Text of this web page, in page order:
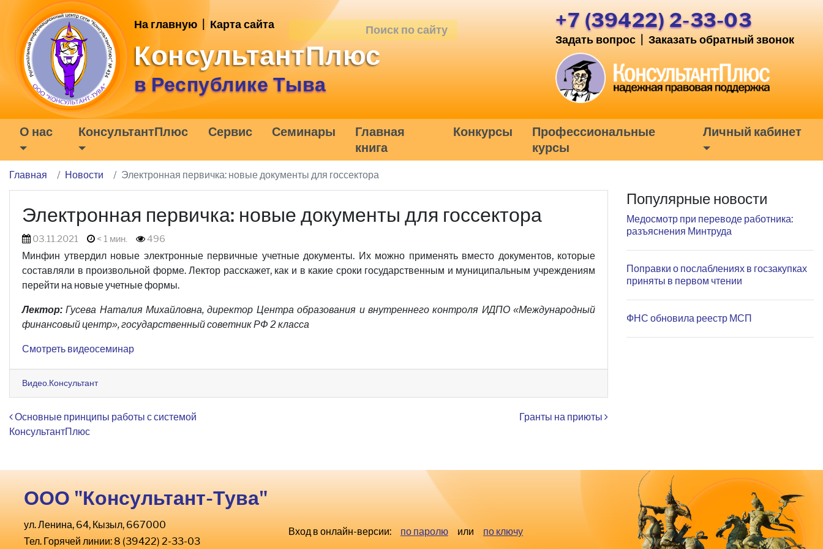
На главную Карта сайта
КонсультантПлюс
в Республике Тыва
+7 (39422) 2-33-03
Задать вопрос Заказать обратный звонок
О нас КонсультантПлюс Сервис Семинары
Главная
книга
Конкурсы
Профессиональные
курсы
Личный кабинет
Главная Новости Электронная первичка: новые документы для госсектора
Электронная первичка: новые документы для госсектора
03.11.2021 < 1 мин. 496
Минфин утвердил новые электронные первичные учетные документы. Их можно применять вместо документов, которые
составляли в произвольной форме. Лектор расскажет, как и в какие сроки государственным и муниципальным учреждениям
перейти на новые учетные формы.
Лектор: Гусева Наталия Михайловна, директор Центра образования и внутреннего контроля ИДПО «Международный
финансовый центр», государственный советник РФ 2 класса
Смотреть видеосеминар
Видео.Консультант
Навигация по записям
Основные принципы работы с системой
КонсультантПлюс
Гранты на приюты
Популярные новости
Медосмотр при переводе работника:
разъяснения Минтруда
Поправки о послаблениях в госзакупках
приняты в первом чтении
ФНС обновила реестр МСП
ООО "Консультант-Тува"
ул. Ленина, 64, Кызыл, 667000
Тел. Горячей линии: 8 (39422) 2-33-03
Вход в онлайн-версии: по паролю или по ключу